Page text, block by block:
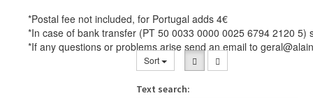
Sort
Text search:
*Postal fee not included, for Portugal adds 4€
*In case of bank transfer (PT 50 0033 0000 0025 6794 2120 5)
*If any questions or problems arise send an email to